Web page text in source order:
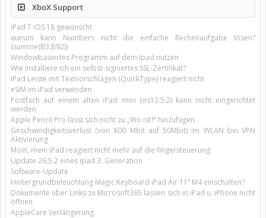
XboX Support
iPad 7 iOS 18 gewünscht
warum kann Numbers nicht die einfache Rechenaufgabe lösen?
(summe(B3:B92))
Windowbasiertes Programm auf dem Ipad nutzen
Wie installiere ich ein selbst-signiertes SSL-Zertifikat?
iPad Leiste mit Textvorschlägen (QuickType) reagiert nicht
eSIM im iPad verwenden
Postfach auf einem alten iPad mini (os12.5.2) kann nicht eingerichtet
werden
Apple Pencil Pro lässt sich nicht zu „Wo ist?“ hinzufügen
Geschwindigkeitsverlust (von 800 Mbit auf 50Mbit) im WLAN bei VPN
Aktivierung
Moin, mein iPad reagiert nicht mehr auf die fingersteuerung
Update 26.5.2 eines ipad 3. Generation
Software-Update
Hintergrundbeleuchtung Magic Keyboard iPad Air 11’’ M4 einschalten?
Dokumente über Links zu Microsoft365 lassen sich in iPad u. iPhone nicht
öffnen
AppleCare Verlängerung